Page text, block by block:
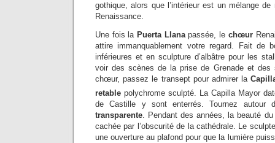
gothique, alors que l’intérieur est un mélange
Renaissance.
Une fois la Puerta Llanapassée, le chœur
attire immanquablement votre regard. Fait de
inférieures et en sculpture d’albâtre pour les
voir des scènes de la prise de Grenade et des
chœur, passez le transept pour admirer la
retable polychrome sculpté. La Capilla Mayor
de Castille y sont enterrés. Tournez autour
transparente. Pendant des années, la beauté
cachée par l’obscurité de la cathédrale. Le
une ouverture au plafond pour que la lumière